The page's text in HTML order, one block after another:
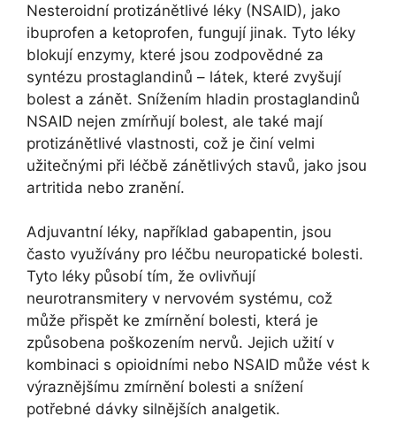
Nesteroidní protizánětlivé léky (NSAID), jako
ibuprofen a ketoprofen, fungují jinak. Tyto léky
blokují enzymy, které jsou zodpovědné za
syntézu prostaglandinů – látek, které zvyšují
bolest a zánět. Snížením hladin prostaglandinů
NSAID nejen zmírňují bolest, ale také mají
protizánětlivé vlastnosti, což je činí velmi
užitečnými při léčbě zánětlivých stavů, jako jsou
artritida nebo zranění.
Adjuvantní léky, například gabapentin, jsou
často využívány pro léčbu neuropatické bolesti.
Tyto léky působí tím, že ovlivňují
neurotransmitery v nervovém systému, což
může přispět ke zmírnění bolesti, která je
způsobena poškozením nervů. Jejich užití v
kombinaci s opioidními nebo NSAID může vést k
výraznějšímu zmírnění bolesti a snížení
potřebné dávky silnějších analgetik.